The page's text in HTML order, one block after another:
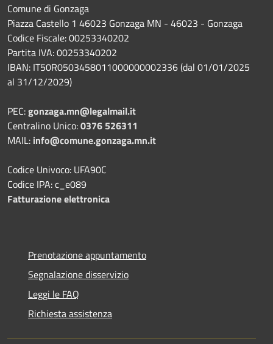
Comune di Gonzaga
Piazza Castello 1 46023 Gonzaga MN - 46023 - Gonzaga
Codice Fiscale: 00253340202
Partita IVA: 00253340202
IBAN: IT50R0503458011000000002336 (dal 01/01/2025
al 31/12/2029)
PEC:gonzaga.mn@legalmail.it
Centralino Unico:0376 526311
MAIL: info@comune.gonzaga.mn.it
Codice Univoco: UFA90C
Codice IPA: c_e089
Fatturazione elettronica
Prenotazione appuntamento
Segnalazione disservizio
Leggi le FAQ
Richiesta assistenza